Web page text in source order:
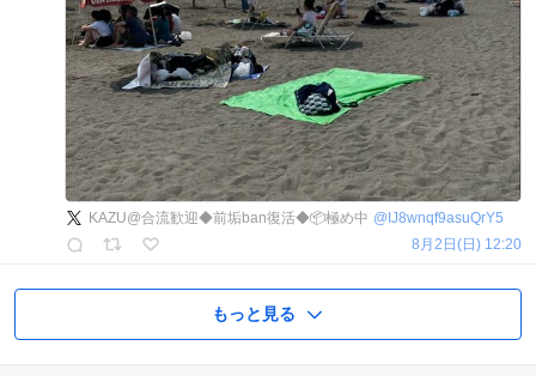
KAZU@合流歓迎◆前垢ban復活◆📦極め中 @ IJ8wnqf9asuQrY5
8月2日(日) 12:20
もっと見る